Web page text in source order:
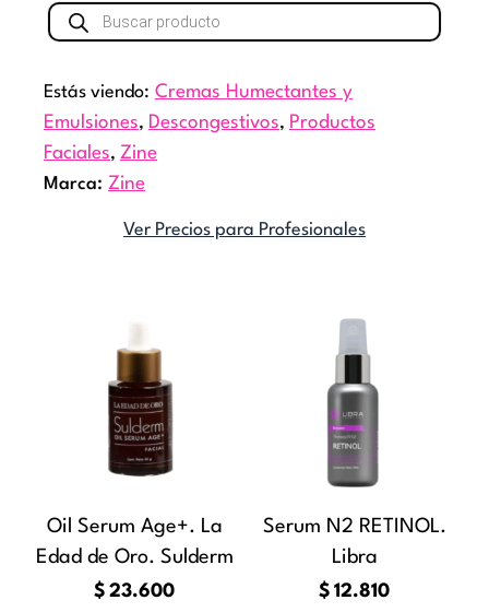
Búsqueda
de
Estás viendo: Cremas Humectantes y
Emulsiones, Descongestivos, Productos
Faciales, Zine
Marca: Zine
Ver Precios para Profesionales
Oil Serum Age+. La
Edad de Oro. Sulderm
$ 23.600
Serum N2 RETINOL.
Libra
$ 12.810